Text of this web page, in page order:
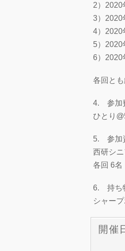
2）2020
3）2020
4）2020
5）2020
6）2020
各回と
4. 参加
ひとり
5. 参加
西研シ
各回 6名
6. 持ち
シャー
開催